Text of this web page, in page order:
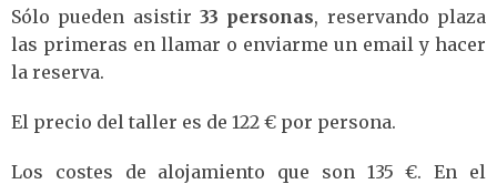
Sólo pueden asistir 33 personas, reservando plaza
las primeras en llamar o enviarme un email y hacer
la reserva.
El precio del taller es de 122 € por persona.
Los costes de alojamiento que son 135 €. En el